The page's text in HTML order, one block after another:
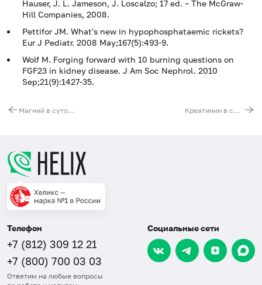
Hauser, J. L. Jameson, J. Loscalzo; 17 ed. – The McGraw-
Hill Companies, 2008.
Pettifor JM. What's new in hypophosphataemic rickets?
Eur J Pediatr. 2008 May;167(5):493-9.
Wolf M. Forging forward with 10 burning questions on
FGF23 in kidney disease. J Am Soc Nephrol. 2010
Sep;21(9):1427-35.
Магний в суточной моче Креатинин в суточной моче
Телефон
+7 (812) 309 12 21
+7 (800) 700 03 03
Ответим на любые вопросы
Социальные сети